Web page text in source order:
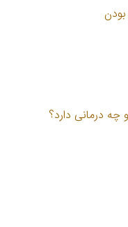
درمانی دارد؟